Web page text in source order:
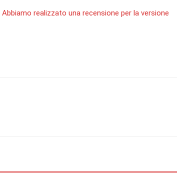
Abbiamo realizzato una recensione per la versione